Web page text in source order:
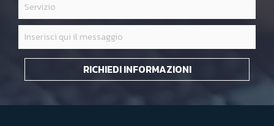
RICHIEDI INFORMAZIONI